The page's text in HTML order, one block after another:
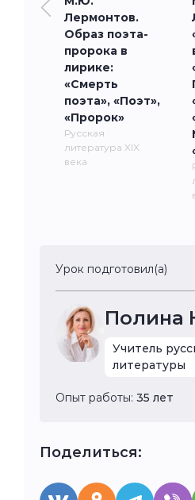
Лермонтов.
Образ поэта-
пророка в
лирике:
«Смерть
поэта», «Поэт»,
«Пророк»
Русская
литература XIX
века
Урок подготовил(а)
Полина
Учитель
литературы
Опыт работы: 35 лет
Поделиться: